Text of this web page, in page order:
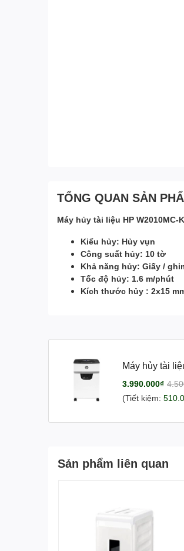
TỔNG QUAN SẢN
Máy hủy tài liệu HP W2010MC-
Kiểu hủy: Hủy vụn
Công suất hủy: 10 tờ
Khả năng hủy: Giấy /
Tốc độ hủy: 1.6 m/phút
Kích thước hủy : 2x15
Máy hủy tài
3.990.000₫
(Tiết kiệm:
Sản phẩm liên quan